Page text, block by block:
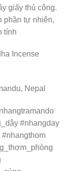
giấy thủ công.
phần tự nhiên,
tính
Incense
Nepal
#nhangday